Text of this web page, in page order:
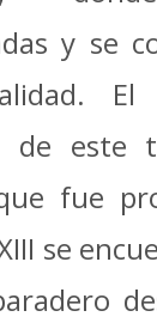
y se
de este
fue
se